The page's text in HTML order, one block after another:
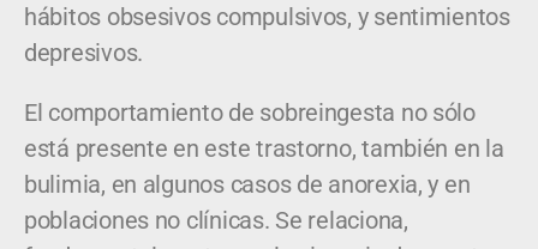
hábitos obsesivos compulsivos, y sentimientos
depresivos.
El comportamiento de sobreingesta no sólo
está presente en este trastorno, también en la
bulimia, en algunos casos de anorexia, y en
poblaciones no clínicas. Se relaciona,